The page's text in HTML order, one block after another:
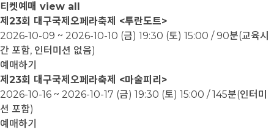
티켓예매 view all
제23회 대구국제오페라축제 <투란도트>
2026-10-09 ~ 2026-10-10 (금) 19:30 (토) 15:00 / 90분(교육시
간 포함, 인터미션 없음)
예매하기
제23회 대구국제오페라축제 <마술피리>
2026-10-16 ~ 2026-10-17 (금) 19:30 (토) 15:00 / 145분(인터미
션 포함)
예매하기